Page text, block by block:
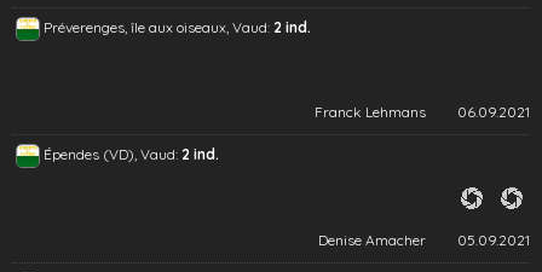
Préverenges, île aux oiseaux, Vaud: 2 ind.
Franck Lehmans 06.09.2021
Épendes (VD), Vaud: 2 ind.
Denise Amacher 05.09.2021